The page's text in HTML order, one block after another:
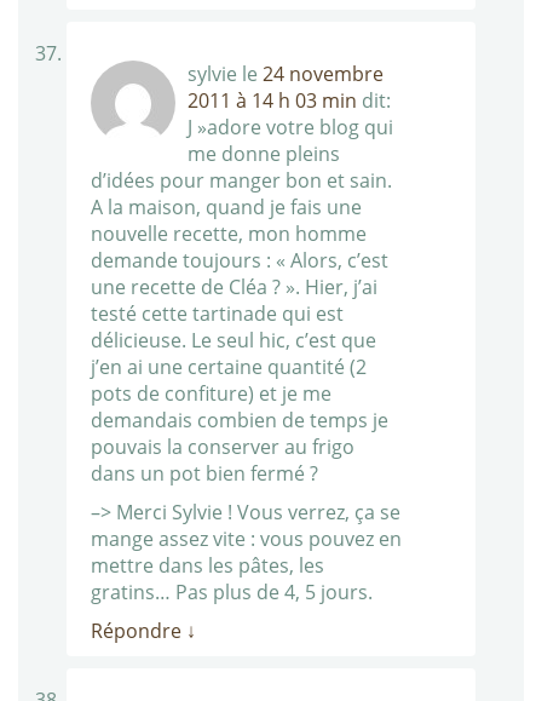
sylvie le 24 novembre
2011 à 14 h 03 min dit:
J »adore votre blog qui
me donne pleins
d’idées pour manger bon et sain.
A la maison, quand je fais une
nouvelle recette, mon homme
demande toujours : « Alors, c’est
une recette de Cléa ? ». Hier, j’ai
testé cette tartinade qui est
délicieuse. Le seul hic, c’est que
j’en ai une certaine quantité (2
pots de confiture) et je me
demandais combien de temps je
pouvais la conserver au frigo
dans un pot bien fermé ?
–> Merci Sylvie ! Vous verrez, ça se
mange assez vite : vous pouvez en
mettre dans les pâtes, les
gratins… Pas plus de 4, 5 jours.
Répondre ↓